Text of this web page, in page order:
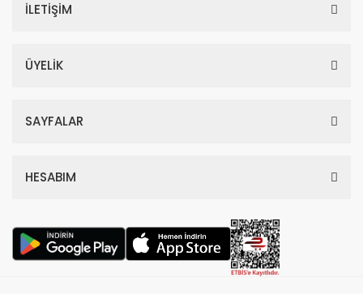
İLETİŞİM
ÜYELİK
SAYFALAR
HESABIM